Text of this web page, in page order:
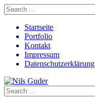
Startseite
Portfolio
Kontakt
Impressum
Datenschutzerklärung